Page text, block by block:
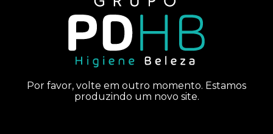
Por favor, volte em outro momento. Estamos
produzindo um novo site.